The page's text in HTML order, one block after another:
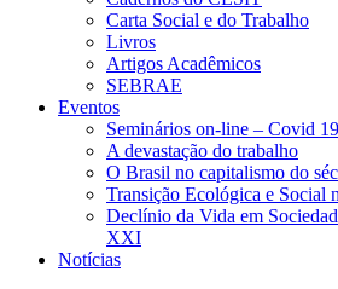
Carta Social e do Trabalho
Livros
Artigos Acadêmicos
SEBRAE
Eventos
Seminários on-line – Covid 19
A devastação do trabalho
O Brasil no capitalismo do
Transição Ecológica e Social
Declínio da Vida em
XXI
Notícias